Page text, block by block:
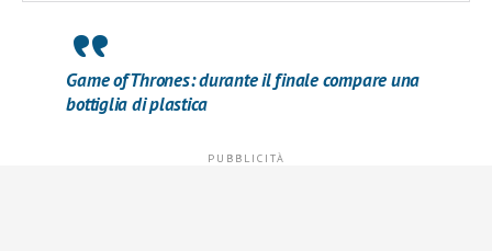
Game of Thrones: durante il finale compare una
bottiglia di plastica